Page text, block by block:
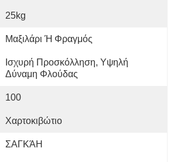
25kg
Μαξιλάρι Ή Φραγμός
Ισχυρή Προσκόλληση, Υψηλή
Δύναμη Φλούδας
100
Χαρτοκιβώτιο
ΣΑΓΚΆΗ